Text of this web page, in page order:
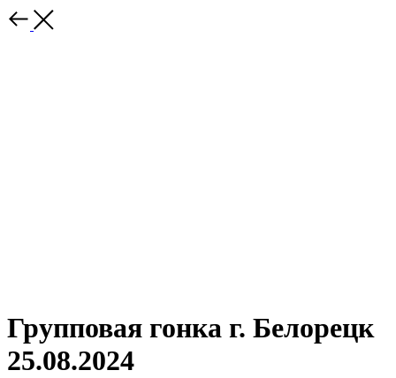
Групповая гонка г. Белорецк
25.08.2024